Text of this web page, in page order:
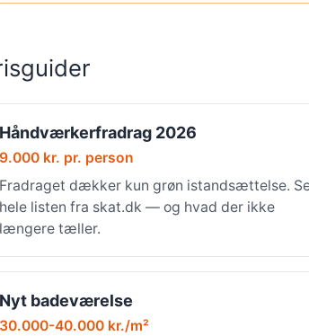
Håndværkerfradrag 2026
9.000 kr. pr. person
Fradraget dækker kun grøn istandsættelse.
hele listen fra skat.dk — og hvad der ikke
længere tæller.
Nyt badeværelse
30.000-40.000 kr./m²